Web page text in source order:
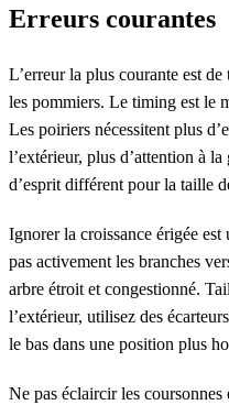
Erreurs courantes
L’erreur la plus courante est
les pommiers. Le timing est le
Les poiriers nécessitent plus
l’extérieur, plus d’attention à
d’esprit différent pour la taille
Ignorer la croissance érigée
pas activement les branches
arbre étroit et congestionné.
l’extérieur, utilisez des
le bas dans une position plus
Ne pas éclaircir les coursonnes